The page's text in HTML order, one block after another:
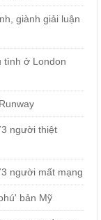
giành giải luận
tình ở London
người thiệt
người mất mạng
bản Mỹ